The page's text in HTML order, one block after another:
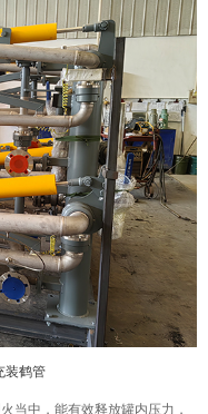
装鹤管
中，能有效释放罐内压力，